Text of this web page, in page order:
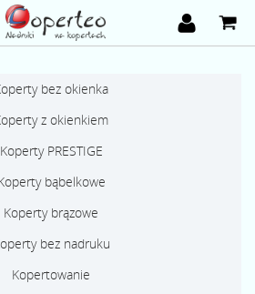
bez okienka
z okienkiem
Koperty PRESTIGE
bąbelkowe
Koperty brązowe
bez nadruku
Kopertowanie